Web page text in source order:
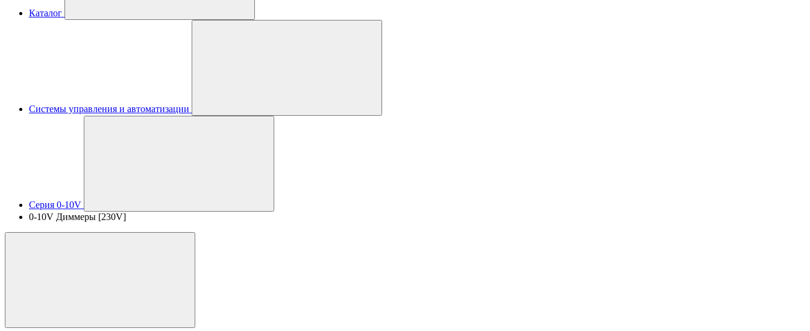
Каталог
Системы управления и автоматизации
Серия 0-10V
0-10V Диммеры [230V]